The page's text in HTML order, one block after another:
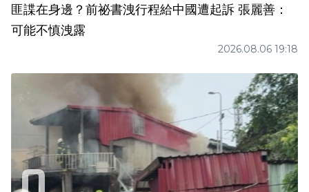
匪諜在身邊？前祕書洩行程給中國遭起訴 張麗善：
可能不慎洩露
2026.08.06 19:18